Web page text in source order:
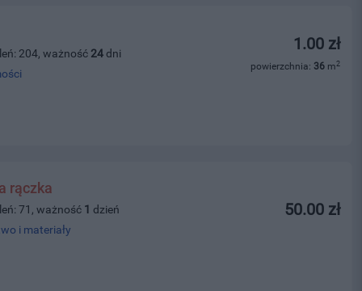
1.00 zł
powierzchnia: 36 m2
204, ważność 24 dni
rączka
50.00 zł
71, ważność 1 dzień
i materiały